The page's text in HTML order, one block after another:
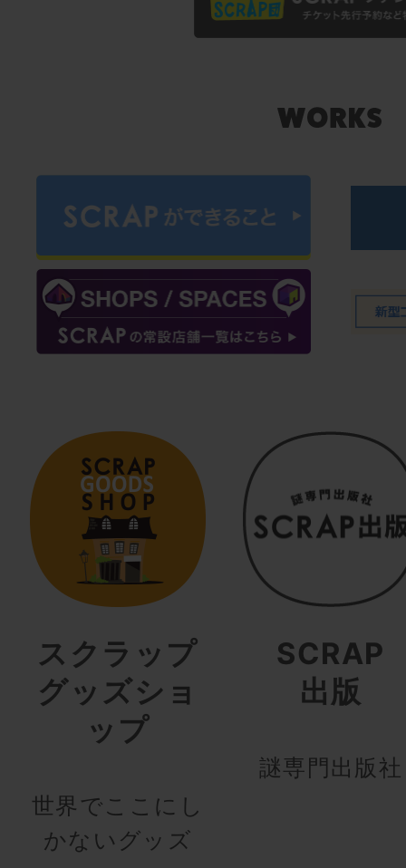
スクラップ
グッズショ
ップ
世界でここにし
かないグッズ
SCRAP
出版
謎専門出版社